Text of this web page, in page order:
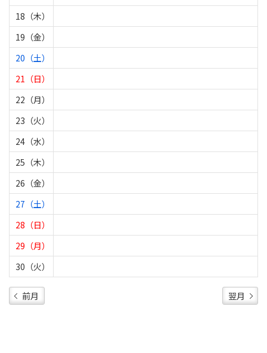
18（木）
19（金）
20（土）
21（日）
22（月）
23（火）
24（水）
25（木）
26（金）
27（土）
28（日）
29（月）
30（火）
前月 翌月